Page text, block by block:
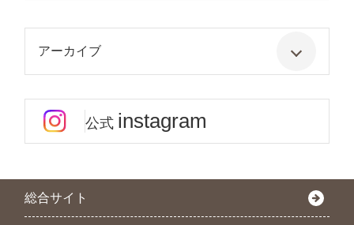
アーカイブ
公式 instagram
総合サイト